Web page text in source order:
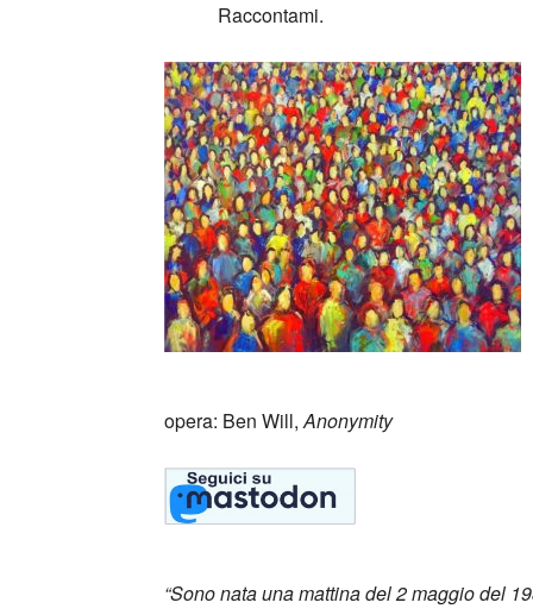
Raccontami.
opera: Ben Will,Anonymity
“Sono nata una mattina del 2 maggio del